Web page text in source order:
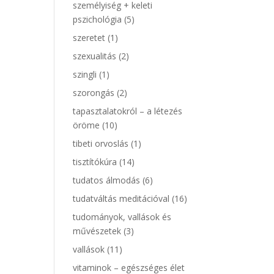
személyiség + keleti
pszichológia (5)
szeretet (1)
szexualitás (2)
szingli (1)
szorongás (2)
tapasztalatokról – a létezés
öröme (10)
tibeti orvoslás (1)
tisztítókúra (14)
tudatos álmodás (6)
tudatváltás meditációval (16)
tudományok, vallások és
művészetek (3)
vallások (11)
vitaminok – egészséges élet